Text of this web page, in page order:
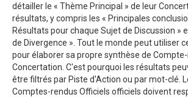
détailler le « Thème Principal » de leur
résultats, y compris les « Principales
Résultats pour chaque Sujet de Discussion »
de Divergence ». Tout le monde peut utiliser
pour élaborer sa propre synthèse de
Concertation. C'est pourquoi les résultats
être filtrés par Piste d'Action ou par mot-clé.
Comptes-rendus Officiels officiels doivent